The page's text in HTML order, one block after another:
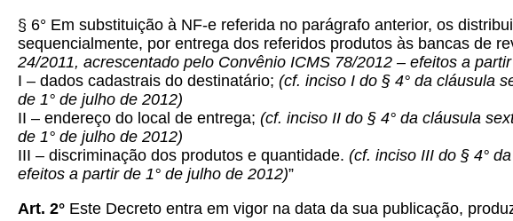
§ 6° Em substituição à NF-e referida no parágrafo anterior, os
sequencialmente, por entrega dos referidos produtos às bancas de
24/2011, acrescentado pelo Convênio ICMS 78/2012 – efeitos a
I – dados cadastrais do destinatário; (cf. inciso I do § 4° da cláusula
de 1° de julho de 2012)
II – endereço do local de entrega; (cf. inciso II do § 4° da cláusula
de 1° de julho de 2012)
III – discriminação dos produtos e quantidade. (cf. inciso III do § 4°
efeitos a partir de 1° de julho de 2012)”
Art. 2° Este Decreto entra em vigor na data da sua publicação,